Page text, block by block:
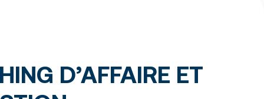
D’AFFAIRE ET